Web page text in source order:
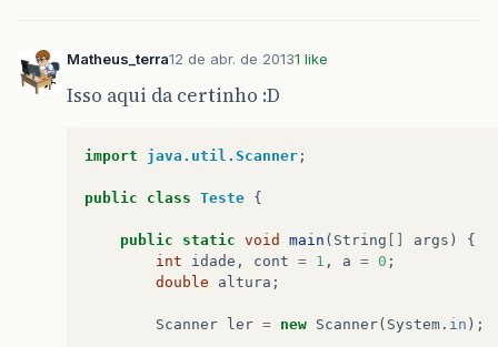
Matheus_terra12 de abr. de 20131 like
Isso aqui da certinho :D
import java.util.Scanner ;
public class Teste {
public static void main ( String [] args )
{
int
idade , cont = 1 , a = 0 ;
double
altura ;
Scanner ler = new Scanner( System . in );